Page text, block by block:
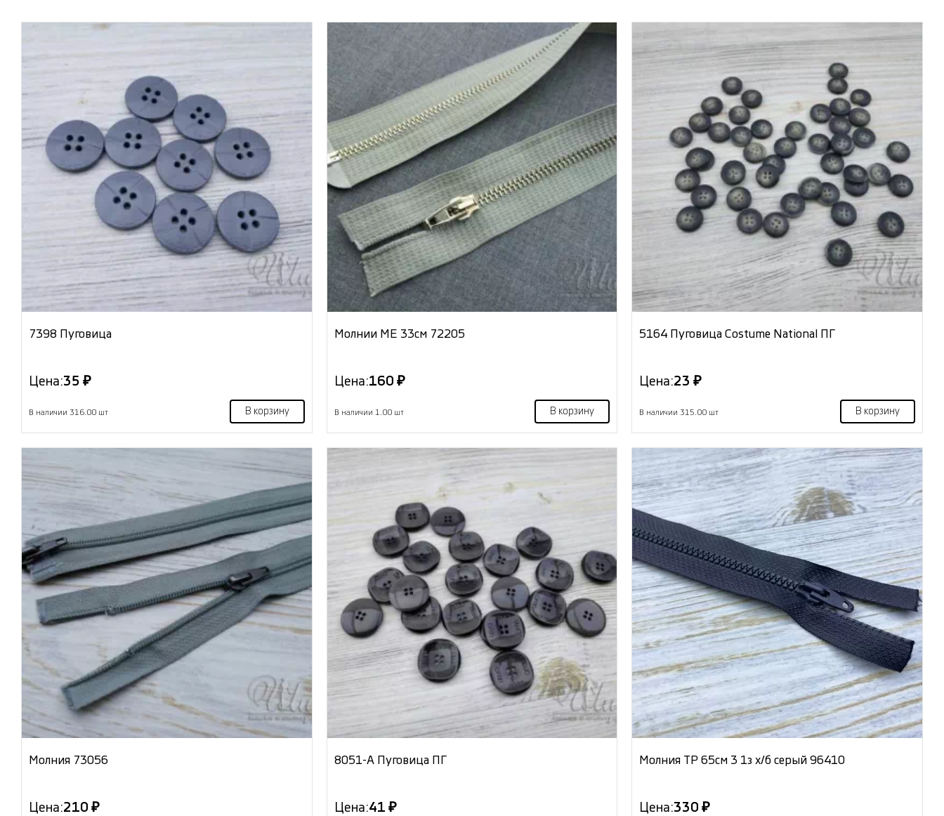
7398 Пуговица
Цена:35 ₽
В наличии 316.00 шт В корзину
Молнии МЕ 33см 72205
Цена:160 ₽
В наличии 1.00 шт В корзину
5164 Пуговица Costume National ПГ
Цена:23 ₽
В наличии 315.00 шт В корзину
Молния 73056
Цена:210 ₽
8051-А Пуговица ПГ
Цена:41 ₽
Молния ТР 65см 3 1з х/б серый 96410
Цена:330 ₽